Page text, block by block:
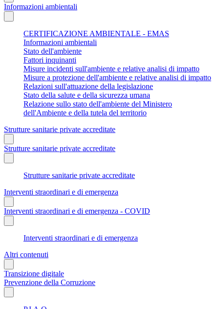
Informazioni ambientali
CERTIFICAZIONE AMBIENTALE - EMAS
Informazioni ambientali
Stato dell'ambiente
Fattori inquinanti
Misure incidenti sull'ambiente e relative analisi di impatto
Misure a protezione dell'ambiente e relative analisi di impatto
Relazioni sull'attuazione della legislazione
Stato della salute e della sicurezza umana
Relazione sullo stato dell'ambiente del Ministero
dell'Ambiente e della tutela del territorio
Strutture sanitarie private accreditate
Strutture sanitarie private accreditate
Strutture sanitarie private accreditate
Interventi straordinari e di emergenza
Interventi straordinari e di emergenza - COVID
Interventi straordinari e di emergenza
Altri contenuti
Transizione digitale
Prevenzione della Corruzione